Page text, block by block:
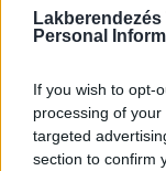
Personal
If you wish to opt-
processing of
targeted
section to confirm
elég a kézi
kell
önállóan is
mindig jut el
medencetisztítás